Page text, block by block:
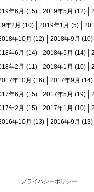
年6月 (15) 2019年5月 (12)
年2月 (10) 2019年1月 (5)
年10月 (12) 2018年9月 (10)
年6月 (14) 2018年5月 (14)
年2月 (11) 2018年1月 (10)
年10月 (16) 2017年9月 (14)
年6月 (15) 2017年5月 (19)
年2月 (15) 2017年1月 (10)
年10月 (13) 2016年9月 (13)
プライバシーポリシー